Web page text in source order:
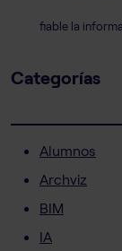
fiable la
Categorías
Alumnos
Archviz
BIM
IA